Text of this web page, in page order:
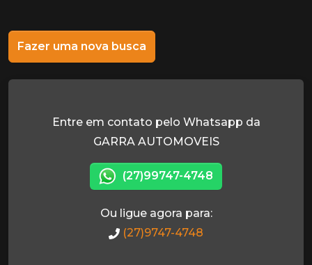
Fazer uma nova busca
Entre em contato pelo Whatsapp da
GARRA AUTOMOVEIS
(27)99747-4748
Ou ligue agora para:
(27)9747-4748